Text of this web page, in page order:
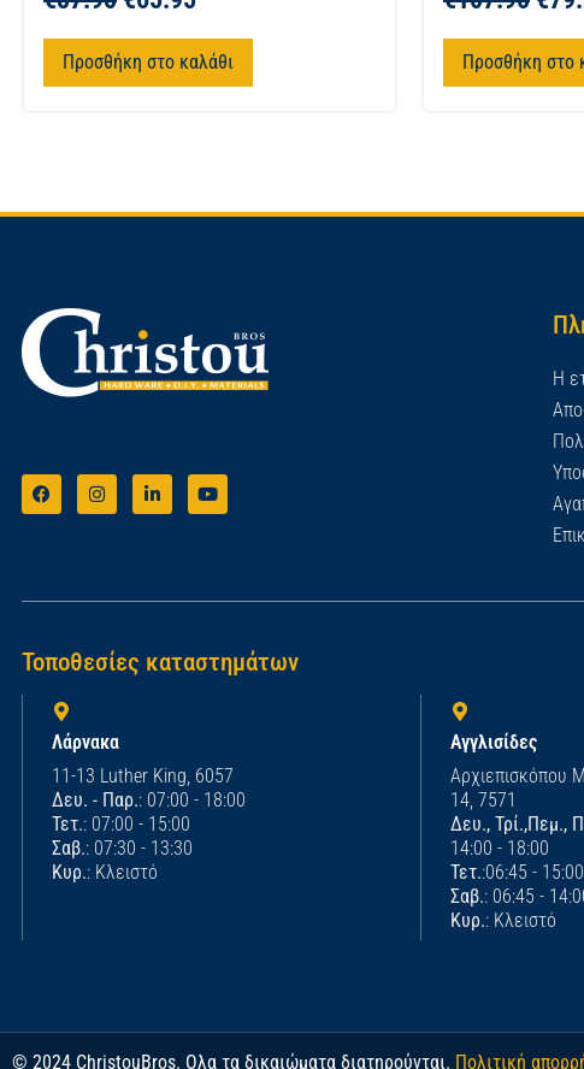
Προσθήκη στο καλάθι Προσθήκη στο
Η
Τοποθεσίες καταστημάτων
Λάρνακα
11-13 Luther King, 6057
Δευ. - Παρ.: 07:00 - 18:00
Τετ.: 07:00 - 15:00
Σαβ.: 07:30 - 13:30
Κυρ.: Κλειστό
Αγγλισίδες
Αρχιεπισκόπου
14, 7571
Δευ., Τρί.,Πεμ.,
14:00 - 18:00
Τετ.:06:45 - 15:00
Σαβ.: 06:45 -
Κυρ.: Κλειστό
© 2024 ChristouBros. Ολα τα δικαιώματα διατηρούνται. Πολιτική